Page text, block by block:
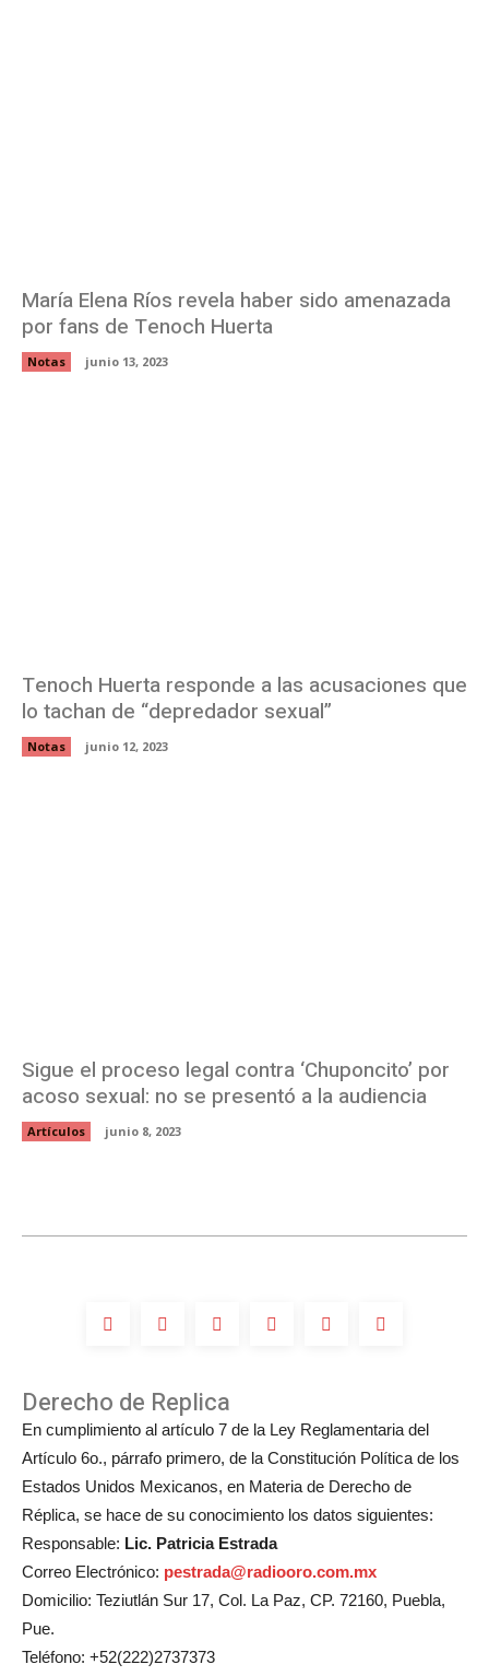
María Elena Ríos revela haber sido amenazada
por fans de Tenoch Huerta
Notas junio 13, 2023
Tenoch Huerta responde a las acusaciones que
lo tachan de “depredador sexual”
Notas junio 12, 2023
Sigue el proceso legal contra ‘Chuponcito’ por
acoso sexual: no se presentó a la audiencia
Artículos junio 8, 2023
Derecho de Replica
En cumplimiento al artículo 7 de la Ley Reglamentaria del
Artículo 6o., párrafo primero, de la Constitución Política de los
Estados Unidos Mexicanos, en Materia de Derecho de
Réplica, se hace de su conocimiento los datos siguientes:
Responsable: Lic. Patricia Estrada
Correo Electrónico: pestrada@radiooro.com.mx
Domicilio: Teziutlán Sur 17, Col. La Paz, CP. 72160, Puebla,
Pue.
Teléfono: +52(222)2737373